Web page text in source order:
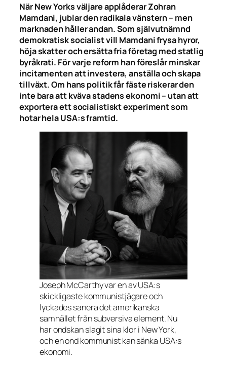
När New Yorks väljare applåderar Zohran
Mamdani, jublar den radikala vänstern – men
marknaden håller andan. Som självutnämnd
demokratisk socialist vill Mamdani frysa hyror,
höja skatter och ersätta fria företag med statlig
byråkrati. För varje reform han föreslår minskar
incitamenten att investera, anställa och skapa
tillväxt. Om hans politik får fäste riskerar den
inte bara att kväva stadens ekonomi – utan att
exportera ett socialistiskt experiment som
hotar hela USA:s framtid.
Joseph McCarthy var en av USA:s
skickligaste kommunistjägare och
lyckades sanera det amerikanska
samhället från subversiva element. Nu
har ondskan slagit sina klor i New York,
och en ond kommunist kan sänka USA:s
ekonomi.